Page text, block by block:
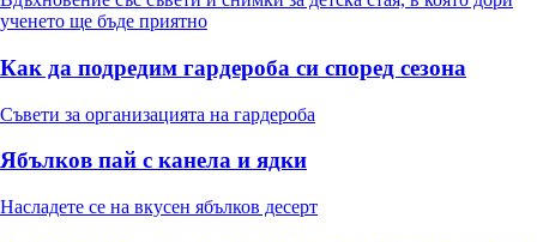
ученето ще бъде приятно
Как да подредим гардероба си според сезона
Съвети за организацията на гардероба
Ябълков пай с канела и ядки
Насладете се на вкусен ябълков десерт